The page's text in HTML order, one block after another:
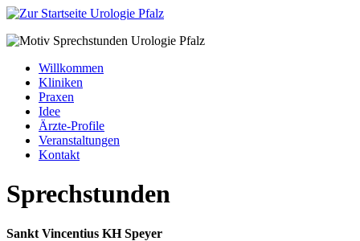
Willkommen
Kliniken
Praxen
Idee
Ärzte-Profile
Veranstaltungen
Kontakt
Sprechstunden
Sankt Vincentius KH Speyer